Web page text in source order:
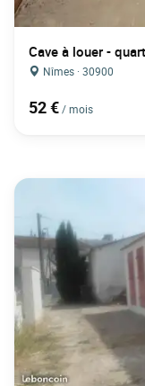
Cave à louer -
Nîmes · 30900
52 €/ mois